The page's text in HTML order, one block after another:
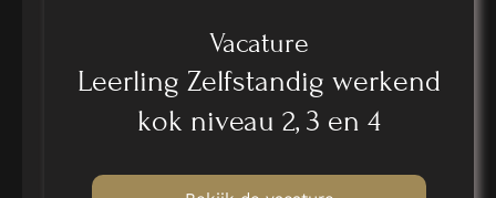
Vacature
Leerling Zelfstandig werkend
kok niveau 2, 3 en 4